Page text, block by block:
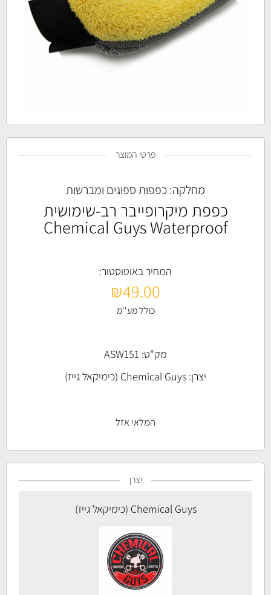
פרטי המוצר
מחלקה:כפפות ספוגים ומברשות
כפפת מיקרופייבר רב-שימושית
Chemical Guys Waterproof
המחיר באוטוסטור:
₪49.00
כולל מע''מ
מק"ט: ASW151
יצרן: Chemical Guys (כימיקאל גייז)
המלאי אזל
יצרן
Chemical Guys (כימיקאל גייז)